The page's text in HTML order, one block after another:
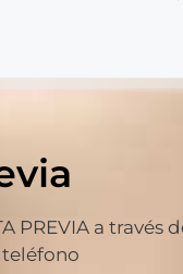
a través